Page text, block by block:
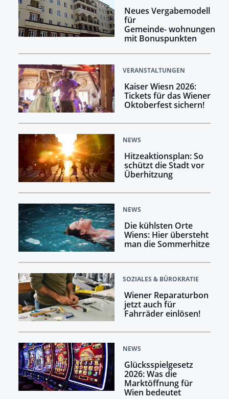
Neues Vergabemodell
für
Gemeinde- wohnungen
mit Bonuspunkten
VERANSTALTUNGEN
Kaiser Wiesn 2026:
Tickets für das Wiener
Oktoberfest sichern!
NEWS
Hitzeaktionsplan: So
schützt die Stadt vor
Überhitzung
NEWS
Die kühlsten Orte
Wiens: Hier übersteht
man die Sommerhitze
SOZIALES & BÜROKRATIE
Wiener Reparaturbon
jetzt auch für
Fahrräder einlösen!
NEWS
Glücksspielgesetz
2026: Was die
Marktöffnung für
Wien bedeutet